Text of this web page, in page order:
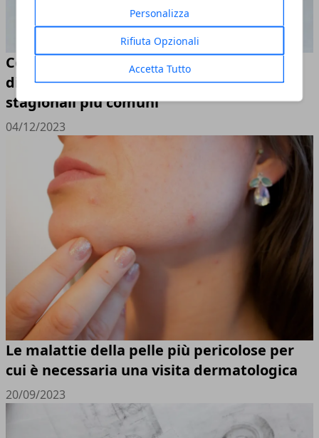
Personalizza
Rifiuta Opzionali
Accetta Tutto
Come combattere e prevenire l’insorgere
di febbre e raffreddore: i due mali
stagionali più comuni
04/12/2023
Le malattie della pelle più pericolose per
cui è necessaria una visita dermatologica
20/09/2023